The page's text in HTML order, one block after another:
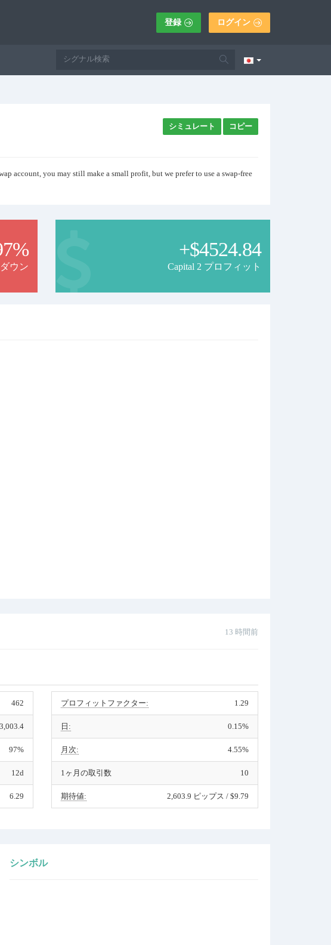
登録 ログイン
シミュレート コピー
account, you may still make a small profit, but we prefer to use a swap-free
ウン
+$4524.84
Capital 2 プロフィット
13 時間前
462
97%
12d
6.29
プロフィットファクター: 1.29
日: 0.15%
月次: 4.55%
1ヶ月の取引数 10
期待値: 2,603.9 ピップス / $9.79
シンボル